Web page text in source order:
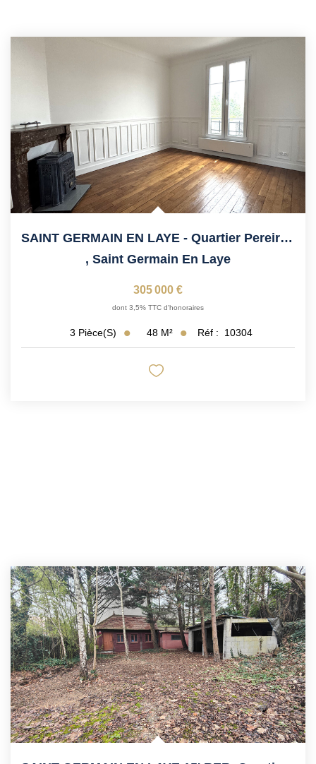
SAINT GERMAIN EN LAYE - Quartier Pereire 3mn Tram
, Saint Germain En Laye
305 000 €
dont 3,5% TTC d'honoraires
3 Pièce(s) 48 M² Réf : 10304